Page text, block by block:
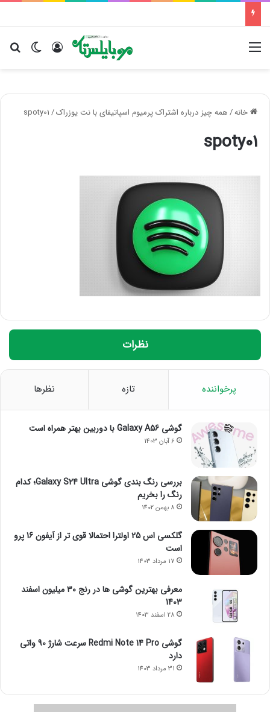
تغییر ورود
خانه/همه چیز درباره اشتراک پرمیوم اسپاتیفای با نت یوزراک/
spoty01
spoty01
نظرات
پرخواننده تازه نظرها
گوشی Galaxy A56 با دوربین بهتر همراه است
6 آبان 1403
بررسی رنگ بندی گوشی Galaxy S24 Ultra؛ کدام
رنگ را بخریم
8 بهمن 1402
گلکسی اس 25 اولترا احتمالا قوی تر از آیفون 16 پرو
است
17 مرداد 1403
معرفی بهترین گوشی ها در رنج ۳۰ میلیون اسفند
1403
28 اسفند 1403
گوشی Redmi Note 14 Pro سرعت شارژ 90 واتی
دارد
31 مرداد 1403